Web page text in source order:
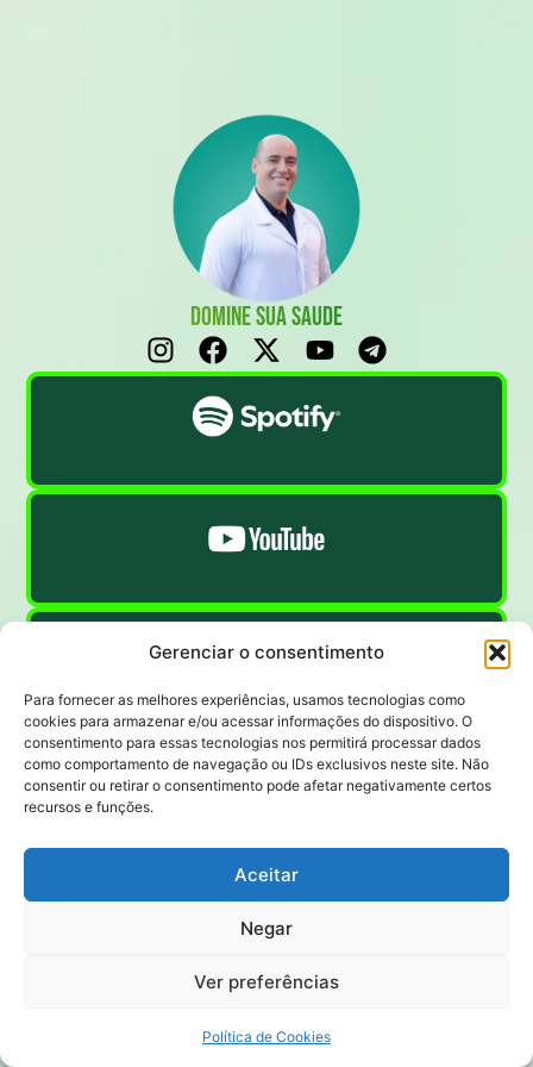
Gerenciar o consentimento
Para fornecer as melhores experiências, usamos tecnologias como
cookies para armazenar e/ou acessar informações do dispositivo. O
consentimento para essas tecnologias nos permitirá processar dados
como comportamento de navegação ou IDs exclusivos neste site. Não
consentir ou retirar o consentimento pode afetar negativamente certos
recursos e funções.
Aceitar
Negar
Ver preferências
Política de Cookies
DOMINE SUA SAÚDE